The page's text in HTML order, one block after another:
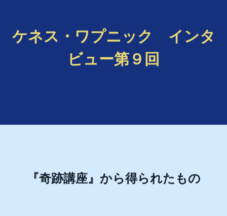
ケネス・ワプニック インタ
ビュー第９回
『奇跡講座』から得られたもの